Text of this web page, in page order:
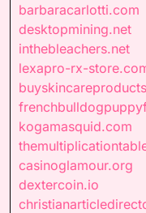
barbaracarlotti.com
desktopmining.net
inthebleachers.net
lexapro-rx-
kogamasquid.com
casinoglamour.org
dextercoin.io